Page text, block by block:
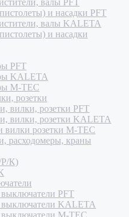
валы PFT
и насадки PFT
валы KALETA
и насадки
PFT
KALETA
M-TEC
розетки
вилки, розетки PFT
вилки, розетки KALETA
вилки розетки M-TEC
расходомеры, краны
К)
выключатели PFT
выключатели KALETA